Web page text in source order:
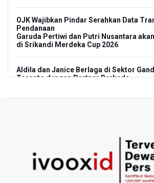
OJK Wajibkan Pindar Serahkan Data
Pendanaan
Garuda Pertiwi dan Putri Nusantara
di Srikandi Merdeka Cup 2026
Aldila dan Janice Berlaga di Sektor
Toronto dengan Partner Berbeda
Pramono Kembalikan Nama Stasiun
Menjadi Kelapa Gading
Pemerintah Siapkan Stimulus Hadapi